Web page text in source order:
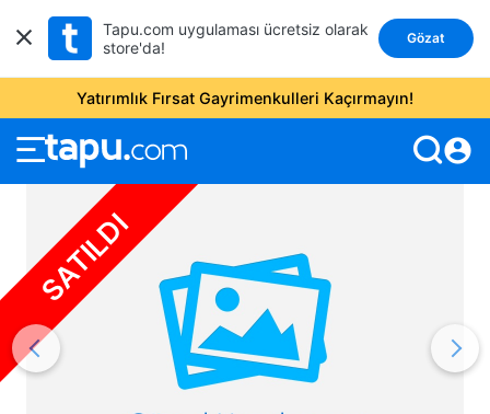
Tapu.com uygulaması ücretsiz olarak
store'da!
Gözat
Yatırımlık Fırsat Gayrimenkulleri Kaçırmayın!
account_circle
SATILDI